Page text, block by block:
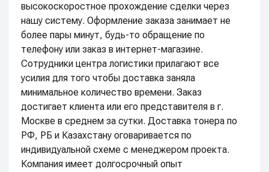
высокоскоростное прохождение сделки через
нашу систему. Оформление заказа занимает не
более пары минут, будь-то обращение по
телефону или заказ в интернет-магазине.
Сотрудники центра логистики прилагают все
усилия для того чтобы доставка заняла
минимальное количество времени. Заказ
достигает клиента или его представителя в г.
Москве в среднем за сутки. Доставка тонера по
РФ, РБ и Казахстану оговаривается по
индивидуальной схеме с менеджером проекта.
Компания имеет долгосрочный опыт